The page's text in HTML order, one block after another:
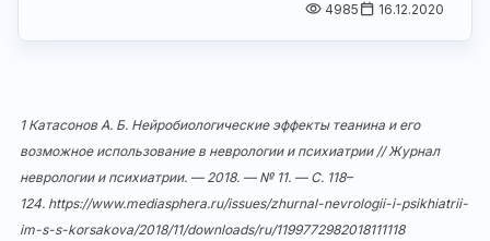
4985 16.12.2020
1 Катасонов А. Б. Нейробиологические эффекты теанина и его
возможное использование в неврологии и психиатрии // Журнал
неврологии и психиатрии. — 2018. — № 11. — С. 118–
124. https://www.mediasphera.ru/issues/zhurnal-nevrologii-i-psikhiatrii-
im-s-s-korsakova/2018/11/downloads/ru/1199772982018111118